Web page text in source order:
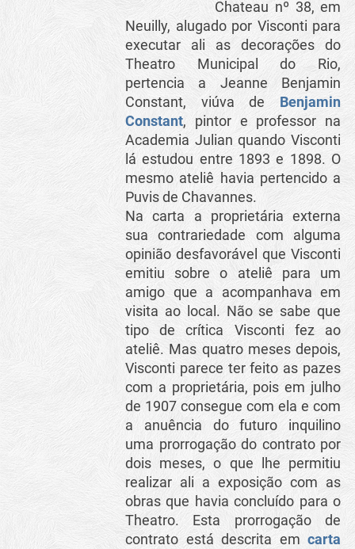
Chateau nº 38, em
Neuilly, alugado por Visconti para
executar ali as decorações do
Theatro Municipal do Rio,
pertencia a Jeanne Benjamin
Constant, viúva de Benjamin
Constant, pintor e professor na
Academia Julian quando Visconti
lá estudou entre 1893 e 1898. O
mesmo ateliê havia pertencido a
Puvis de Chavannes.
Na carta a proprietária externa
sua contrariedade com alguma
opinião desfavorável que Visconti
emitiu sobre o ateliê para um
amigo que a acompanhava em
visita ao local. Não se sabe que
tipo de crítica Visconti fez ao
ateliê. Mas quatro meses depois,
Visconti parece ter feito as pazes
com a proprietária, pois em julho
de 1907 consegue com ela e com
a anuência do futuro inquilino
uma prorrogação do contrato por
dois meses, o que lhe permitiu
realizar ali a exposição com as
obras que havia concluído para o
Theatro. Esta prorrogação de
contrato está descrita em carta